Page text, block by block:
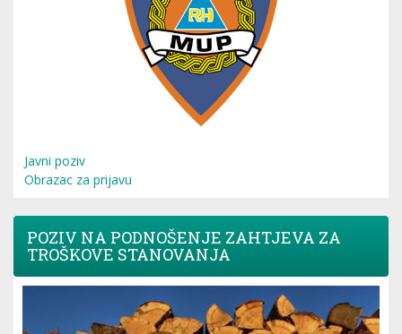
Javni poziv
Obrazac za prijavu
POZIV NA PODNOŠENJE ZAHTJEVA ZA
TROŠKOVE STANOVANJA